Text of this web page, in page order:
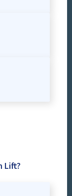
Lift?